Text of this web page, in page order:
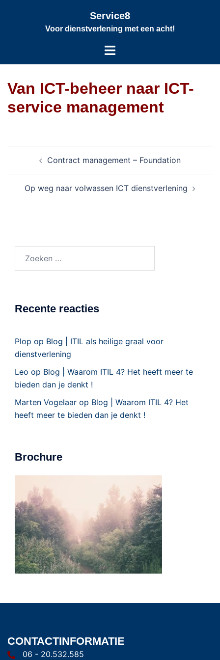
Service8
Voor dienstverlening met een acht!
Van ICT-beheer naar ICT-
service management
Contract management – Foundation
Op weg naar volwassen ICT dienstverlening
Recente reacties
Plop op Blog | ITIL als heilige graal voor
dienstverlening
Leo op Blog | Waarom ITIL 4? Het heeft meer te
bieden dan je denkt !
Marten Vogelaar op Blog | Waarom ITIL 4? Het
heeft meer te bieden dan je denkt !
Brochure
CONTACTINFORMATIE
06 - 20.532.585